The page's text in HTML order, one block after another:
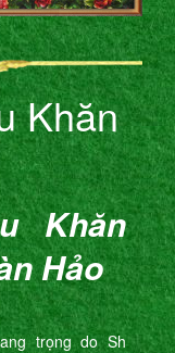
Khăn
Khăn
Hảo
trọng do Sh